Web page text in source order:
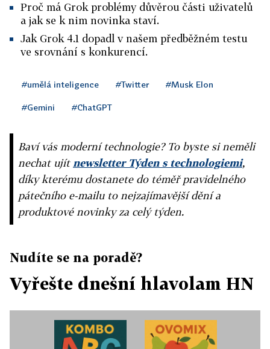
Proč má Grok problémy důvěrou části uživatelů
a jak se k nim novinka staví.
Jak Grok 4.1 dopadl v našem předběžném testu
ve srovnání s konkurencí.
#umělá inteligence #Twitter #Musk Elon
#Gemini #ChatGPT
Baví vás moderní technologie? To byste si neměli
nechat ujít newsletter Týden s technologiemi,
díky kterému dostanete do téměř pravidelného
pátečního e-mailu to nejzajímavější dění a
produktové novinky za celý týden.
Nudíte se na poradě?
Vyřešte dnešní hlavolam HN